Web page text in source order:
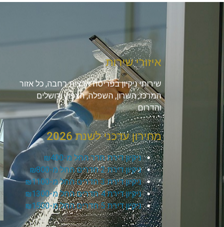
איזורי שירות
שירותי ניקיון בפריסה ארצית רחבה, כל אזור
המרכז, השרון, השפלה, הצפון, ירושלים
והדרום.
מחירון עדכני לשנת 2026
ניקיון דירת חדר החל מ-₪400
ניקיון דירת 2 חדרים החל מ-₪800
ניקיון דירת 3 חדרים החל מ-₪1100
ניקיון דירת 4 חדרים החל מ-₪1300
ניקיון דירת 5 חדרים החל מ-₪1500